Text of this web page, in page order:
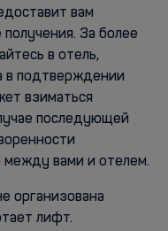
вам
За более
в отель,
в подтверждении
взиматься
последующей
между вами и отелем.
организована
лифт.